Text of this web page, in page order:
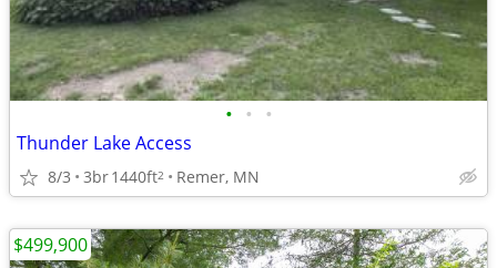
• • •
Thunder Lake Access
8/3 3br1440ft2 Remer, MN
$499,900